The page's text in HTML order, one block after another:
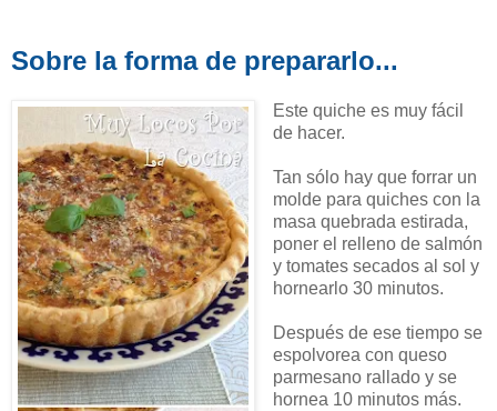
Sobre la forma de prepararlo...
Este quiche es muy fácil
de hacer.
Tan sólo hay que forrar un
molde para quiches con la
masa quebrada estirada,
poner el relleno de salmón
y tomates secados al sol y
hornearlo 30 minutos.
Después de ese tiempo se
espolvorea con queso
parmesano rallado y se
hornea 10 minutos más.